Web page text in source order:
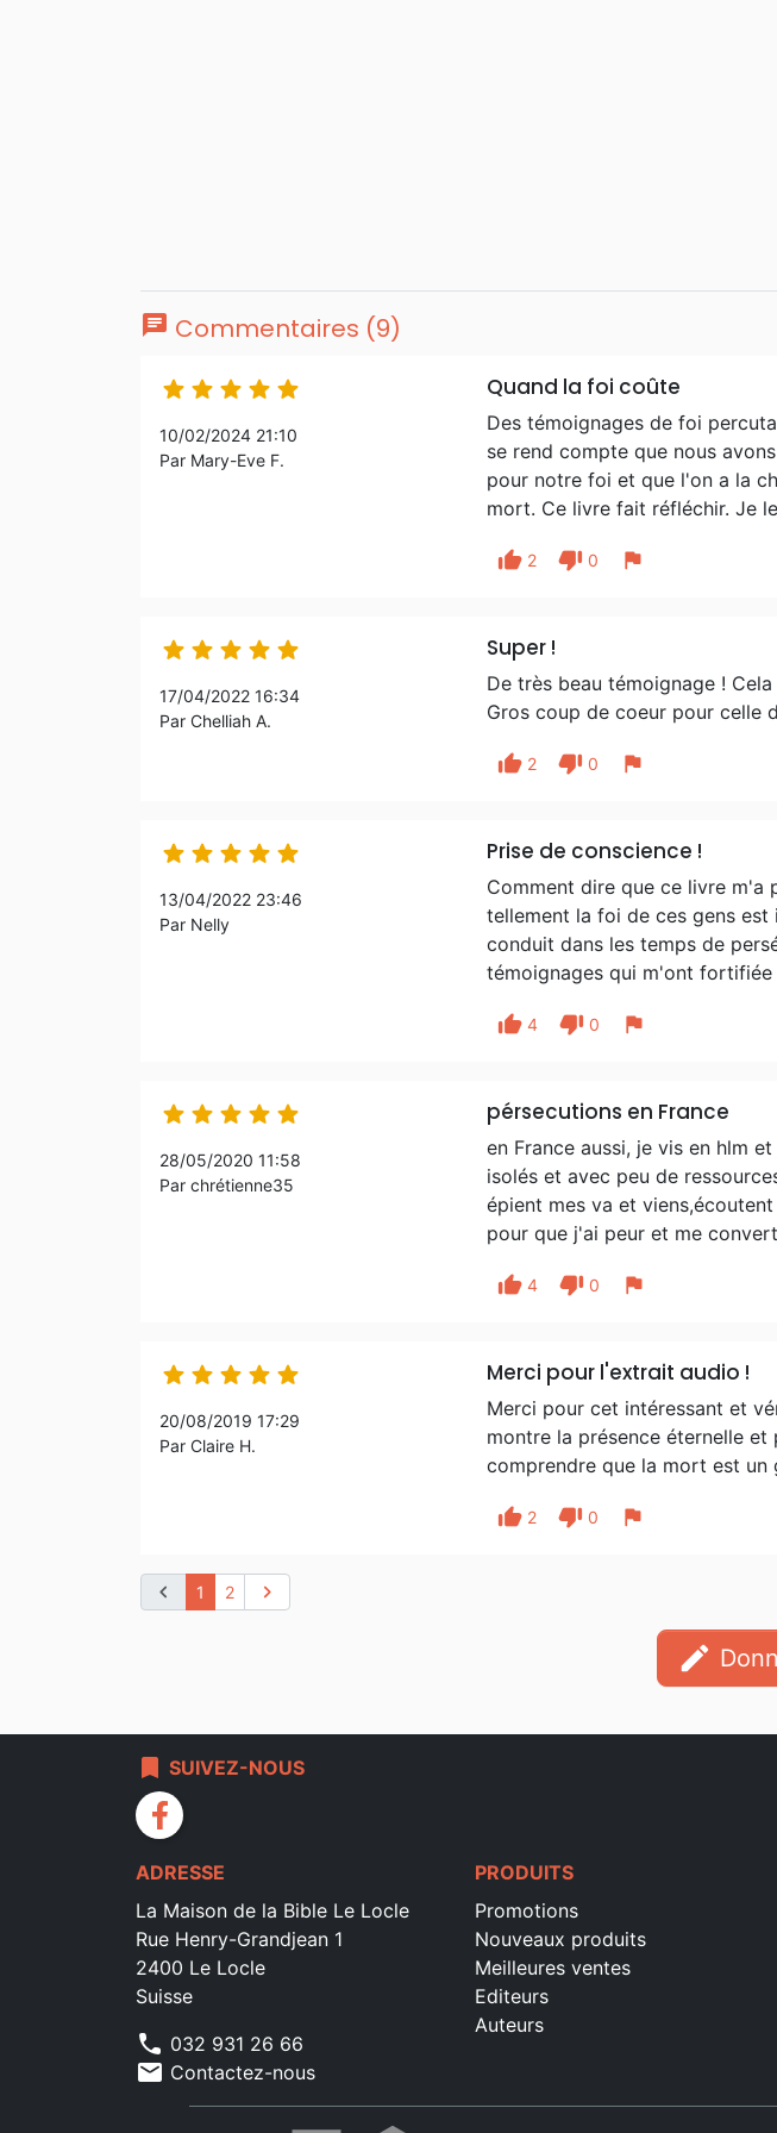
chat Commentaires (9)
    
10/02/2024 21:10
Par Mary-Eve F.
Quand la foi coûte
Des témoignages de foi
se rend compte que nous
pour notre foi et que l'on a la
mort. Ce livre fait réfléchir. Je
thumb_up 2 thumb_down 0 flag
    
17/04/2022 16:34
Par Chelliah A.
Super !
De très beau témoignage !
Gros coup de coeur pour celle
thumb_up 2 thumb_down 0 flag
    
13/04/2022 23:46
Par Nelly
Prise de conscience !
Comment dire que ce livre m'a
tellement la foi de ces gens
conduit dans les temps de
témoignages qui m'ont fortifiée
thumb_up 4 thumb_down 0 flag
    
28/05/2020 11:58
Par chrétienne35
pérsecutions en France
en France aussi, je vis en hlm
isolés et avec peu de
épient mes va et
pour que j'ai peur et me
thumb_up 4 thumb_down 0 flag
    
20/08/2019 17:29
Par Claire H.
Merci pour l'extrait audio !
Merci pour cet intéressant et
montre la présence éternelle et
comprendre que la mort est un
thumb_up 2 thumb_down 0 flag
chevron_left 1 2 chevron_right
edit
bookmark SUIVEZ-NOUS
facebook
ADRESSE
La Maison de la Bible Le Locle
Rue Henry-Grandjean 1
2400 Le Locle
Suisse
phone 032 931 26 66
mail Contactez-nous
PRODUITS
Promotions
Nouveaux produits
Meilleures ventes
Editeurs
Auteurs